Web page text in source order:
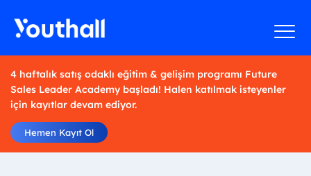
4 haftalık satış odaklı eğitim & gelişim programı Future
Sales Leader Academy başladı! Halen katılmak isteyenler
için kayıtlar devam ediyor.
Hemen Kayıt Ol